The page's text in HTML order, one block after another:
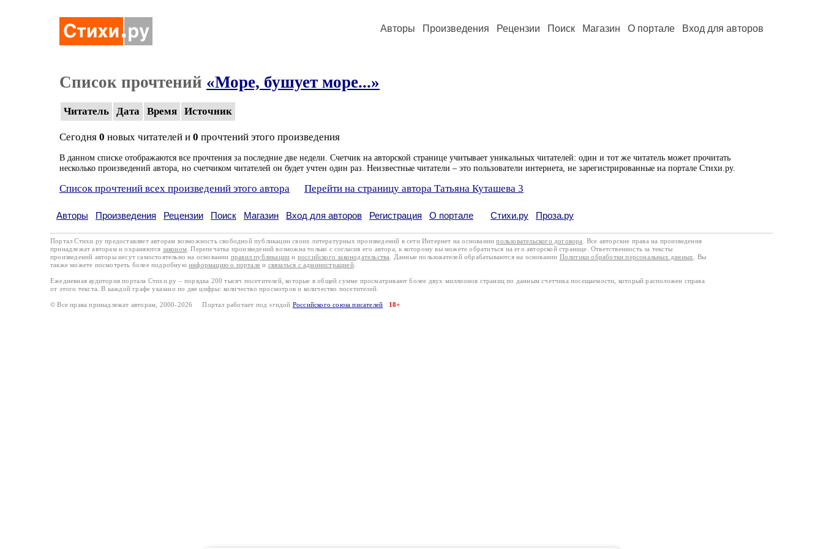
Авторы Произведения Рецензии Поиск Магазин О портале Вход для авторов
Список прочтений «Море, бушует море...»
Читатель Дата Время Источник
Сегодня 0 новых читателей и 0 прочтений этого произведения
В данном списке отображаются все прочтения за последние две недели. Счетчик на авторской странице учитывает уникальных читателей: один и тот же читатель может прочитать
несколько произведений автора, но счетчиком читателей он будет учтен один раз. Неизвестные читатели – это пользователи интернета, не зарегистрированные на портале Стихи.ру.
Список прочтений всех произведений этого автора Перейти на страницу автора Татьяна Куташева 3
Авторы Произведения Рецензии Поиск Магазин Вход для авторов Регистрация О портале Стихи.ру Проза.ру
Портал Стихи.ру предоставляет авторам возможность свободной публикации своих литературных произведений в сети Интернет на основаниипользовательского договора
. Все авторские права на произведения
принадлежат авторам и охраняются законом . Перепечатка произведений возможна только с согласия его автора, к которому вы можете обратиться на его авторской странице. Ответственность за тексты
произведений авторы несут самостоятельно на основании правил публикации и российского законодательства . Данные пользователей обрабатываются на основании Политики обработки персональных данных
. Вы
также можете посмотреть более подробную информацию о портале и связаться с администрацией.
Ежедневная аудитория портала Стихи.ру – порядка 200 тысяч посетителей, которые в общей сумме просматривают более двух миллионов страниц по данным счетчика посещаемости, который расположен справа
от этого текста. В каждой графе указано по две цифры: количество просмотров и количество посетителей.
© Все права принадлежат авторам, 2000-2026 Портал работает под эгидой Российского союза писателей 18+